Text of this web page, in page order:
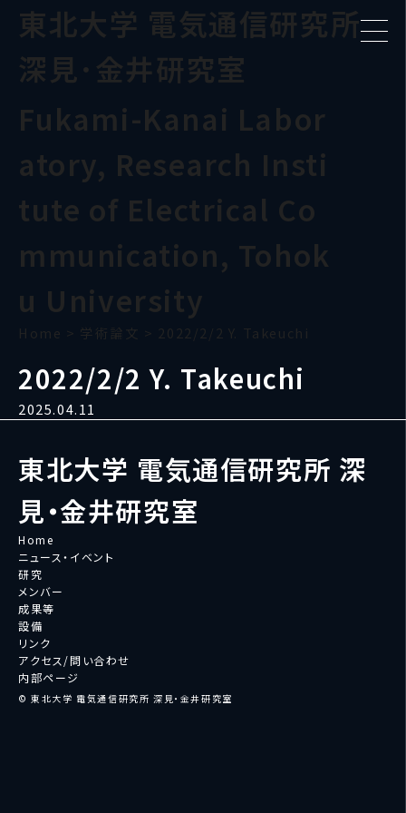
東北大学 電気通信研究所
深見･金井研究室
Fukami-Kanai Labor
atory, Research Insti
tute of Electrical Co
mmunication, Tohok
u University
Home > 学術論文 > 2022/2/2 Y. Takeuchi
2022/2/2 Y. Takeuchi
2025.04.11
東北大学 電気通信研究所 深
見・金井研究室
Home
ニュース・イベント
研究
メンバー
成果等
設備
リンク
アクセス/問い合わせ
内部ページ
© 東北大学 電気通信研究所 深見・金井研究室